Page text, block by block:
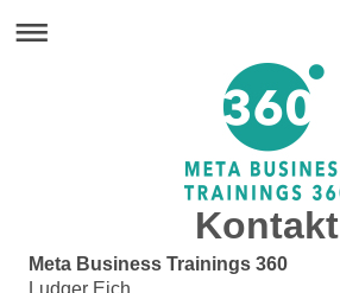
Kontakt
Meta Business Trainings 360
Ludger Eich